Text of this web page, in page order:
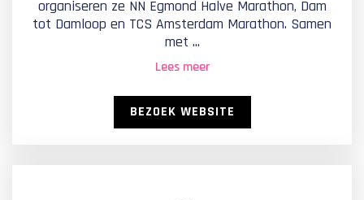
organiseren ze NN Egmond Halve Marathon, Dam
tot Damloop en TCS Amsterdam Marathon. Samen
met ...
Lees meer
BEZOEK WEBSITE